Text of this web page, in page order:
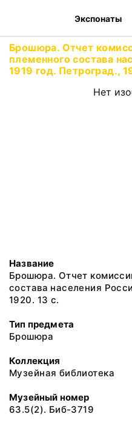
Экспонаты
Брошюра. Отчет
племенного состава
1919 год. Петроград.,
Нет
Название
Брошюра. Отчет
состава населения
1920. 13 с.
Тип предмета
Брошюра
Коллекция
Музейная библиотека
Музейный номер
63.5(2). Биб-3719